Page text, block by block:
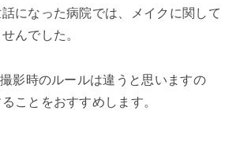
になった病院では、メイクに関して
んでした。
撮影時のルールは違うと思いますの
ことをおすすめします。